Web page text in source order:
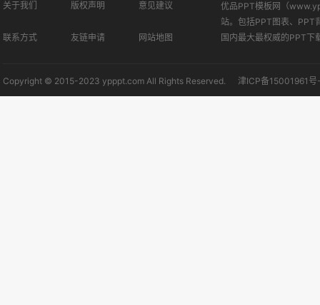
关于我们 版权声明 意见建议
联系方式 友链申请 网站地图
优品PPT模板网（
站。包括PPT图表、PPT
国内最大最权威的PPT下
Copyright © 2015-2023 ypppt.com All Rights Reserved. 津ICP备15001961号